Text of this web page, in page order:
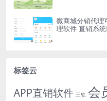
微商城分销代理
理软件 直销系
标签云
APP直销软件 三轨 会